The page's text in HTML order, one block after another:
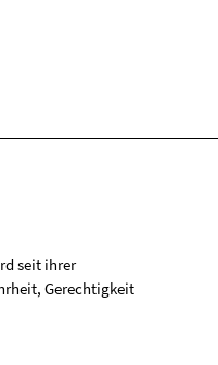
seit ihrer
Gerechtigkeit